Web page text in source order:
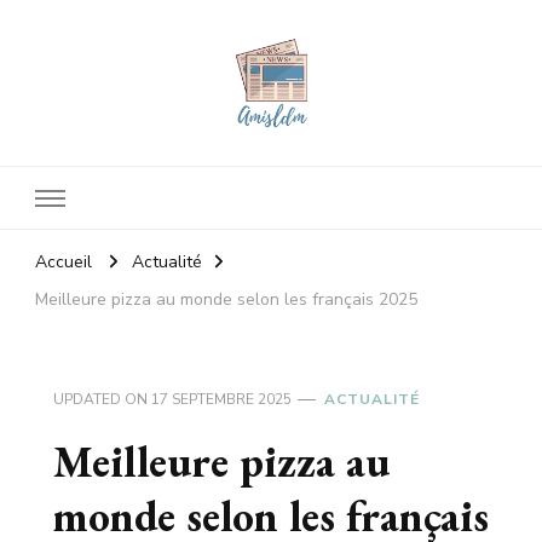
Accueil
Actualité
Meilleure pizza au monde selon les français 2025
UPDATED ON 17 SEPTEMBRE 2025 ACTUALITÉ
Meilleure pizza au
monde selon les français